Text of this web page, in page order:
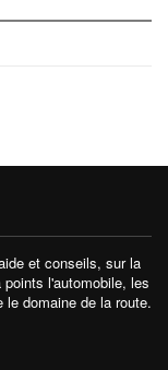
et conseils, sur la
l'automobile, les
domaine de la route.